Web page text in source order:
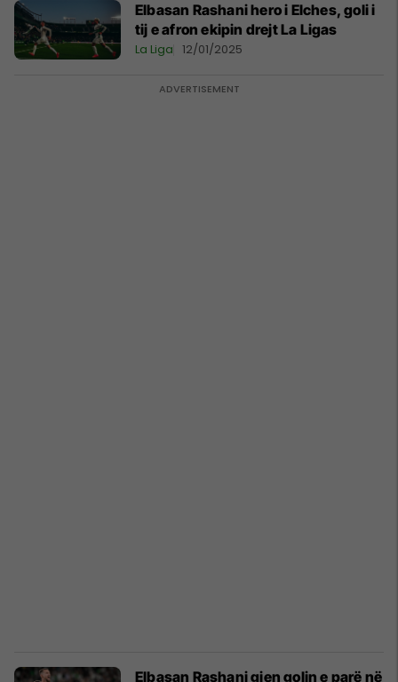
Elbasan Rashani hero i Elches, goli i
tij e afron ekipin drejt La Ligas
La Liga 12/01/2025
Elbasan Rashani gjen golin e parë në